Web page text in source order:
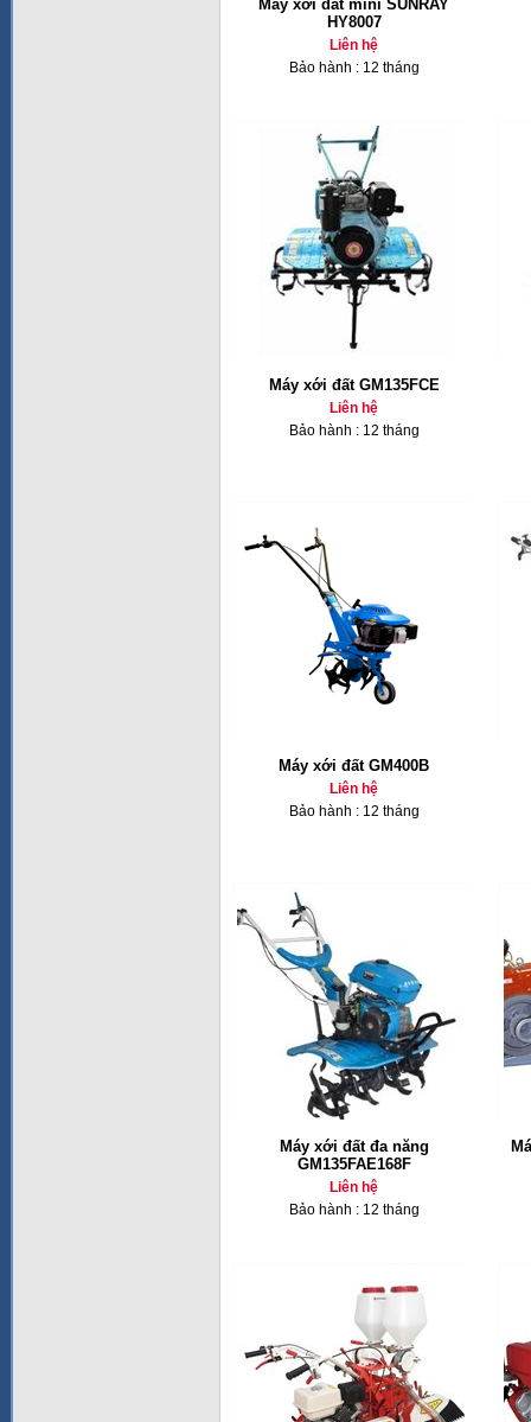
Máy xới đất mini SUNRAY
HY8007
Liên hệ
Bảo hành : 12 tháng
Máy xới đất GM135FCE
Liên hệ
Bảo hành : 12 tháng
Máy xới đất GM400B
Liên hệ
Bảo hành : 12 tháng
Máy xới đất đa năng
GM135FAE168F
Liên hệ
Bảo hành : 12 tháng